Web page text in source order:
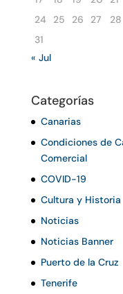
24
25 26 27 28
31
« Jul
Categorías
Canarias
Condiciones de
Comercial
COVID-19
Cultura y Historia
Noticias
Noticias Banner
Puerto de la Cruz
Tenerife